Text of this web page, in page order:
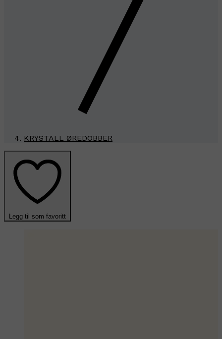
KRYSTALL ØREDOBBER
Legg til som favoritt